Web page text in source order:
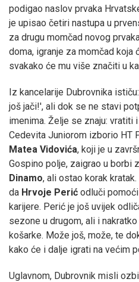
podigao naslov prvaka
je upisao četiri nastupa u
za drugu momčad novog
doma, igranje za momčad koja
svakako će mu više značiti u
Iz kancelarije Dubrovnika
još jači!', ali dok se ne stavi
imenima. Želje se znaju: vratiti i
Cedevita Juniorom izborio HT
Matea Vidovića, koji je u
Gospino polje, zaigrao u borbi
Dinamo, ali ostao korak
da Hrvoje Perić odluči
karijere. Perić je još uvijek
sezone u drugom, ali i
košarke. Može još, može, te
kako će i dalje igrati na većim
Uglavnom, Dubrovnik misli